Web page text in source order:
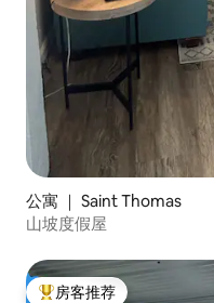
公寓 ｜ Saint Thomas
山坡度假屋
房客推荐